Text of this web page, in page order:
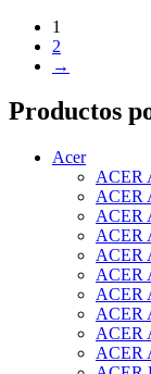
1
2
→
Productos
Acer
ACER
ACER
ACER
ACER
ACER
ACER
ACER
ACER
ACER
ACER